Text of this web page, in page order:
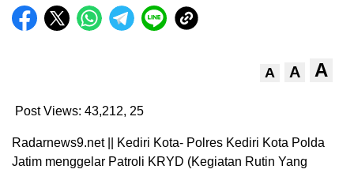
A A A
Post Views: 43,212, 25
Radarnews9.net || Kediri Kota- Polres Kediri Kota Polda
Jatim menggelar Patroli KRYD (Kegiatan Rutin Yang